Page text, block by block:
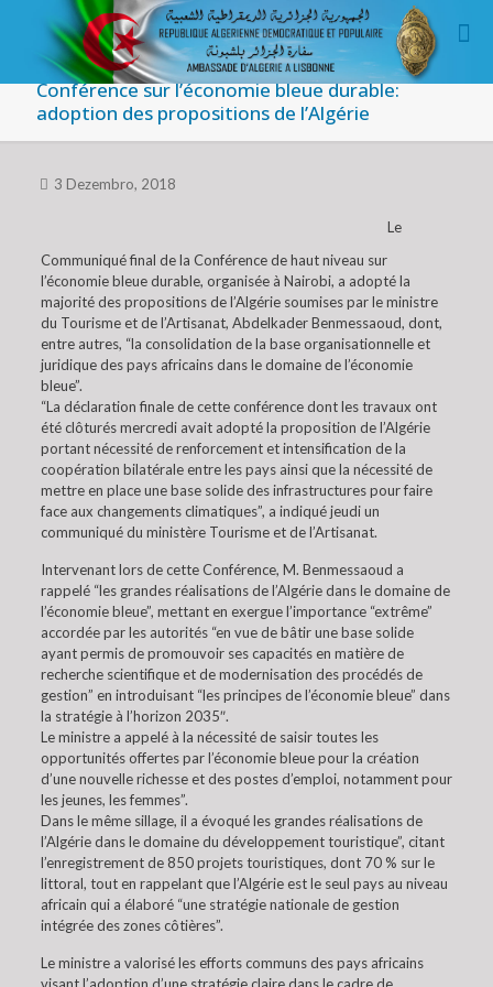
Conférence sur l’économie bleue durable:
adoption des propositions de l’Algérie
3 Dezembro, 2018
Le
Communiqué final de la Conférence de haut niveau sur
l’économie bleue durable, organisée à Nairobi, a adopté la
majorité des propositions de l’Algérie soumises par le ministre
du Tourisme et de l’Artisanat, Abdelkader Benmessaoud, dont,
entre autres, “la consolidation de la base organisationnelle et
juridique des pays africains dans le domaine de l’économie
bleue”.
“La déclaration finale de cette conférence dont les travaux ont
été clôturés mercredi avait adopté la proposition de l’Algérie
portant nécessité de renforcement et intensification de la
coopération bilatérale entre les pays ainsi que la nécessité de
mettre en place une base solide des infrastructures pour faire
face aux changements climatiques”, a indiqué jeudi un
communiqué du ministère Tourisme et de l’Artisanat.
Intervenant lors de cette Conférence, M. Benmessaoud a
rappelé “les grandes réalisations de l’Algérie dans le domaine de
l’économie bleue”, mettant en exergue l’importance “extrême”
accordée par les autorités “en vue de bâtir une base solide
ayant permis de promouvoir ses capacités en matière de
recherche scientifique et de modernisation des procédés de
gestion” en introduisant “les principes de l’économie bleue” dans
la stratégie à l’horizon 2035″.
Le ministre a appelé à la nécessité de saisir toutes les
opportunités offertes par l’économie bleue pour la création
d’une nouvelle richesse et des postes d’emploi, notamment pour
les jeunes, les femmes”.
Dans le même sillage, il a évoqué les grandes réalisations de
l’Algérie dans le domaine du développement touristique”, citant
l’enregistrement de 850 projets touristiques, dont 70 % sur le
littoral, tout en rappelant que l’Algérie est le seul pays au niveau
africain qui a élaboré “une stratégie nationale de gestion
intégrée des zones côtières”.
Le ministre a valorisé les efforts communs des pays africains